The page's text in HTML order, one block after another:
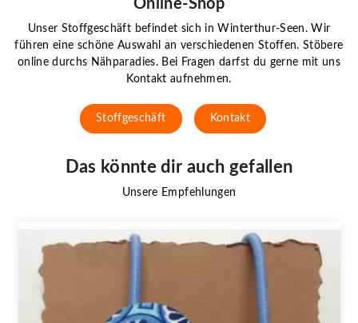
Online-Shop
Unser Stoffgeschäft befindet sich in Winterthur-Seen. Wir
führen eine schöne Auswahl an verschiedenen Stoffen. Stöbere
online durchs Nähparadies. Bei Fragen darfst du gerne mit uns
Kontakt aufnehmen.
Stoffgeschäft Kontakt
Das könnte dir auch gefallen
Unsere Empfehlungen